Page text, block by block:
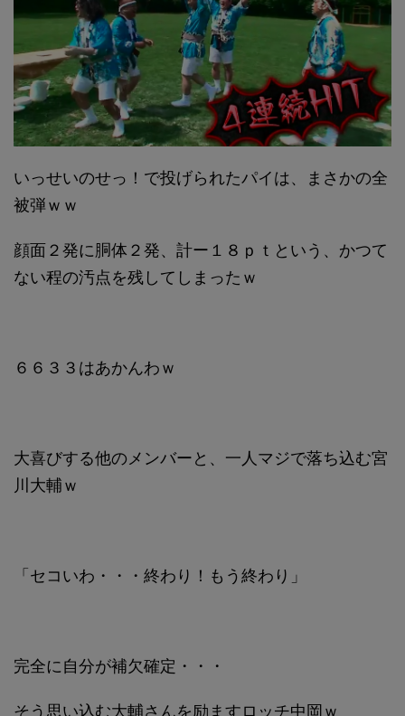
いっせいのせっ！で投げられたパイは、まさかの全
被弾ｗｗ
顔面２発に胴体２発、計ー１８ｐｔという、かつて
ない程の汚点を残してしまったｗ
６６３３はあかんわｗ
大喜びする他のメンバーと、一人マジで落ち込む宮
川大輔ｗ
「セコいわ・・・終わり！もう終わり」
完全に自分が補欠確定・・・
そう思い込む大輔さんを励ますロッチ中岡ｗ